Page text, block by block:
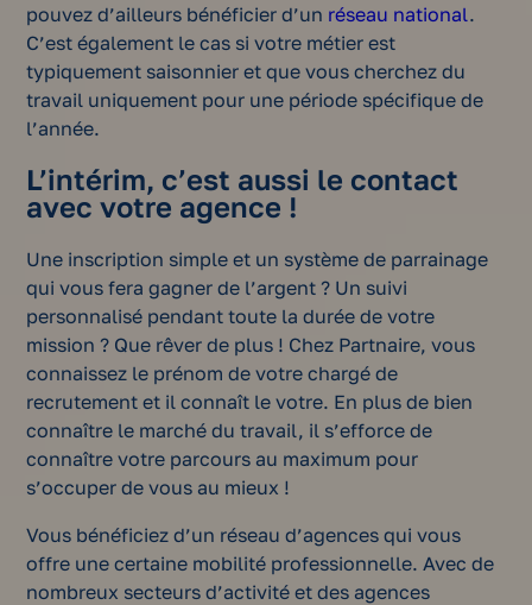
pouvez d’ailleurs bénéficier d’un réseau national.
C’est également le cas si votre métier est
typiquement saisonnier et que vous cherchez du
travail uniquement pour une période spécifique de
l’année.
L’intérim, c’est aussi le contact
avec votre agence !
Une inscription simple et un système de parrainage
qui vous fera gagner de l’argent ? Un suivi
personnalisé pendant toute la durée de votre
mission ? Que rêver de plus ! Chez Partnaire, vous
connaissez le prénom de votre chargé de
recrutement et il connaît le votre. En plus de bien
connaître le marché du travail, il s’efforce de
connaître votre parcours au maximum pour
s’occuper de vous au mieux !
Vous bénéficiez d’un réseau d’agences qui vous
offre une certaine mobilité professionnelle. Avec de
nombreux secteurs d’activité et des agences